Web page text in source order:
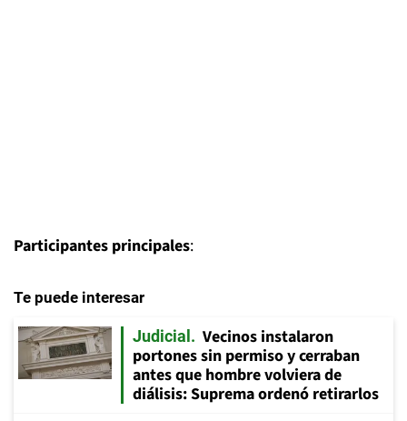
Participantes principales:
Te puede interesar
Judicial
Vecinos instalaron
portones sin permiso y cerraban
antes que hombre volviera de
diálisis: Suprema ordenó retirarlos